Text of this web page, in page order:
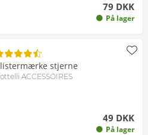
79 DKK
På lager
stjerne
ACCESSOIRES
49 DKK
På lager